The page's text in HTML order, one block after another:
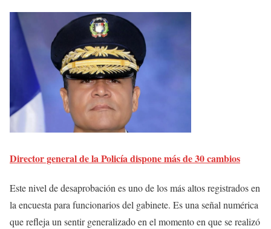
Director general de la Policía dispone más de 30 cambios
Este nivel de desaprobación es uno de los más altos registrados en
la encuesta para funcionarios del gabinete. Es una señal numérica
que refleja un sentir generalizado en el momento en que se realizó